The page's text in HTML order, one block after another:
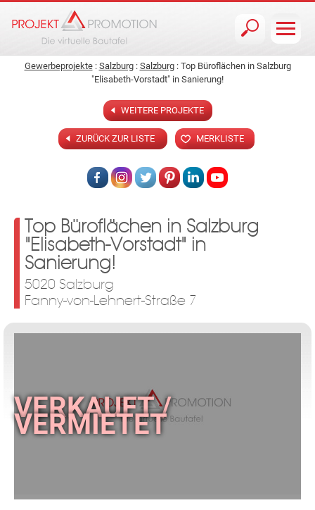
Gewerbeprojekte: Salzburg: Salzburg: Top Büroflächen in Salzburg
"Elisabeth-Vorstadt" in Sanierung!
WEITERE PROJEKTE
ZURÜCK ZUR LISTE MERKLISTE
Top Büroflächen in Salzburg
"Elisabeth-Vorstadt" in
Sanierung!
5020 Salzburg
Fanny-von-Lehnert-Straße 7